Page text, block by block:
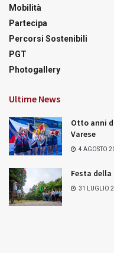
Mobilità
Partecipa
Percorsi Sostenibili
PGT
Photogallery
Ultime News
Otto anni
Varese
4 AGOSTO
Festa della
31 LUGLIO